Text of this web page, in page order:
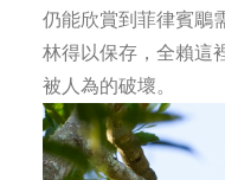
仍能欣賞到菲律賓鵰
林得以保存，全賴這
被人為的破壞。